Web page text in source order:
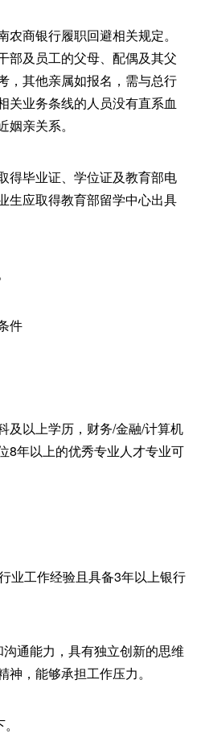
农商银行履职回避相关规定。
部及员工的父母、配偶及其父
，其他亲属如报名，需与总行
关业务条线的人员没有直系血
亲关系。
得毕业证、学位证及教育部电
生应取得教育部留学中心出具
件
及以上学历，财务/金融/计算机
8年以上的优秀专业人才专业可
业工作经验且具备3年以上银行
通能力，具有独立创新的思维
，能够承担工作压力。